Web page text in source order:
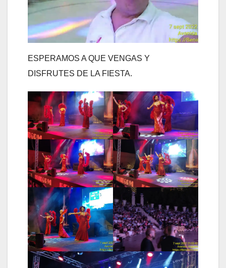
ESPERAMOS A QUE VENGAS Y
DISFRUTES DE LA FIESTA.